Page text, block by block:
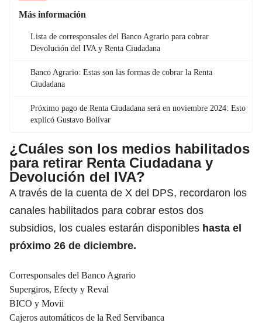
Más información
Lista de corresponsales del Banco Agrario para cobrar
Devolución del IVA y Renta Ciudadana
Banco Agrario: Estas son las formas de cobrar la Renta
Ciudadana
Próximo pago de Renta Ciudadana será en noviembre 2024: Esto
explicó Gustavo Bolívar
¿Cuáles son los medios habilitados
para retirar Renta Ciudadana y
Devolución del IVA?
A través de la cuenta de X del DPS, recordaron los
canales habilitados para cobrar estos dos
subsidios, los cuales estarán disponibles hasta el
próximo 26 de diciembre.
Corresponsales del Banco Agrario
Supergiros, Efecty y Reval
BICO y Movii
Cajeros automáticos de la Red Servibanca